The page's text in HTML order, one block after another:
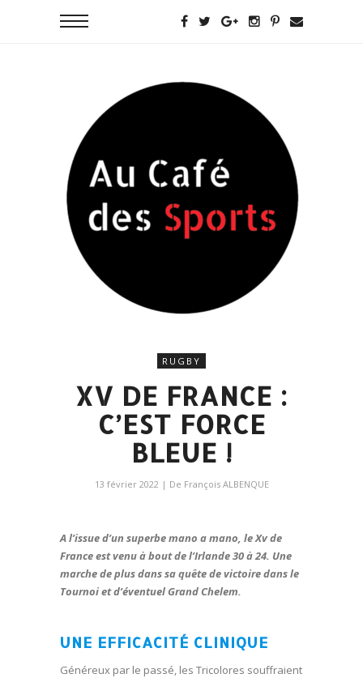
RUGBY
XV DE FRANCE :
C’EST FORCE
BLEUE !
13 février 2022 | De François ALBENQUE
A l’issue d’un superbe mano a mano, le Xv de
France est venu à bout de l’Irlande 30 à 24. Une
marche de plus dans sa quête de victoire dans le
Tournoi et d’éventuel Grand Chelem.
UNE EFFICACITÉ CLINIQUE
Généreux par le passé, les Tricolores souffraient